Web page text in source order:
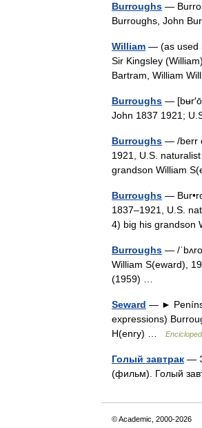
Burroughs —
Burroughs, John
William — (as used
Sir Kingsley
Bartram, William
Burroughs —
John 1837 1921;
Burroughs — /berr
1921, U.S.
grandson William
Burroughs —
1837–1921, U.S.
4) big his
Burroughs — /
William S(eward),
(1959) …
Seward — ►
expressions)
H(enry) …
Голый завтрак —
(фильм). Голый
© Academic, 2000-2026